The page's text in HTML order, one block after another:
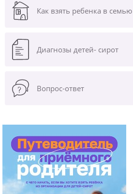
Как взять ребенка в семью
Диагнозы детей- сирот
Вопрос-ответ